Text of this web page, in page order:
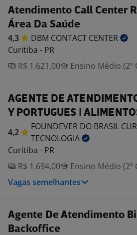
Atendimento Call Center
Área Da Saúde
4,3 DBM CONTACT CENTER
Curitiba - PR
R$ 1.621,00
Ensino Médio (2º
AGENTE DE
Y PORTUGUES |
4,2
FOUNDEVER DO BRASIL
TECNOLOGIA
Curitiba - PR
R$ 1.694,00
Ensino Médio (2º
Vagas semelhantes
Agente De Atendimento
Backoffice